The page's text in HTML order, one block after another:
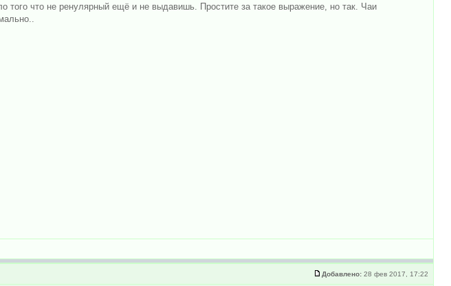
что не ренулярный ещё и не выдавишь. Простите за такое выражение, но так. Чаи
Добавлено: 28 фев 2017, 17:22